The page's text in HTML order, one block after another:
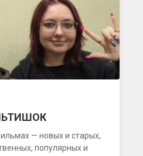
— новых и старых,
популярных и